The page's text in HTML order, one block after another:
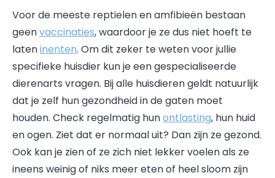
Voor de meeste reptielen en amfibieën bestaan
geenvaccinaties, waardoor je ze dus niet hoeft te
lateninenten. Om dit zeker te weten voor jullie
specifieke huisdier kun je een gespecialiseerde
dierenarts vragen. Bij alle huisdieren geldt natuurlijk
dat je zelf hun gezondheid in de gaten moet
houden. Check regelmatig hunontlasting, hun huid
en ogen. Ziet dat er normaal uit? Dan zijn ze gezond.
Ook kan je zien of ze zich niet lekker voelen als ze
ineens weinig of niks meer eten of heel sloom zijn